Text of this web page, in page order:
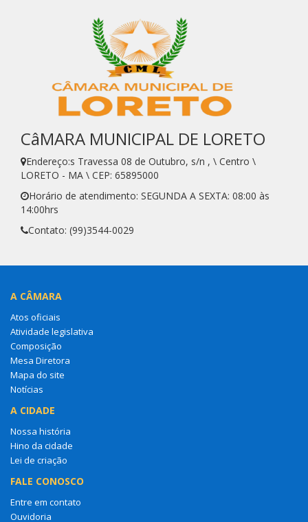
CâMARA MUNICIPAL DE LORETO
Endereço:s Travessa 08 de Outubro, s/n , \ Centro \
LORETO - MA \ CEP: 65895000
Horário de atendimento: SEGUNDA A SEXTA: 08:00 às
14:00hrs
Contato: (99)3544-0029
A CÂMARA
Atos oficiais
Atividade legislativa
Composição
Mesa Diretora
Mapa do site
Notícias
A CIDADE
Nossa história
Hino da cidade
Lei de criação
FALE CONOSCO
Entre em contato
Ouvidoria